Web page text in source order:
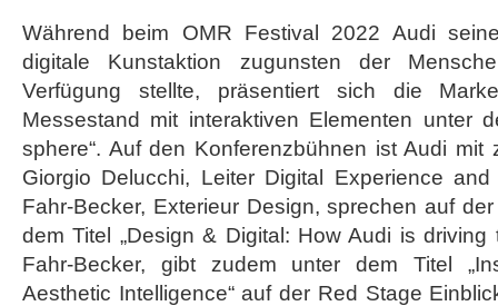
Während beim OMR Festival 2022 Audi
digitale Kunstaktion zugunsten der
Verfügung stellte, präsentiert sich die
Messestand mit interaktiven Elementen unter
sphere“. Auf den Konferenzbühnen ist Audi mit
Giorgio Delucchi, Leiter Digital Experience
Fahr-Becker, Exterieur Design, sprechen auf
dem Titel „Design & Digital: How Audi is driving
Fahr-Becker, gibt zudem unter dem Titel
Aesthetic Intelligence“ auf der Red Stage